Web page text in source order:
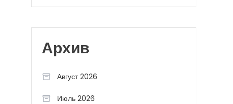
Архив
Август 2026
Июль 2026